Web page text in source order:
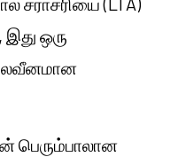
இது ஒரு
பெரும்பாலான